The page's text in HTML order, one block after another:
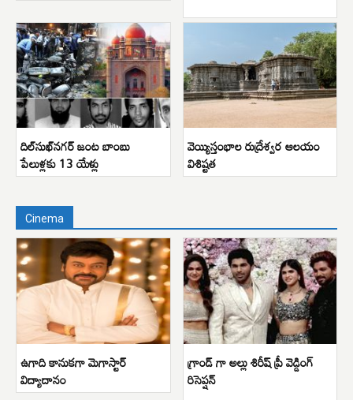
దిల్‌సుఖ్‌నగర్ జంట బాంబు
పేలుళ్లకు 13 యేళ్లు
వెయ్యిస్తంభాల రుద్రేశ్వర ఆలయం
విశిష్టత
Cinema
ఉగాది కానుకగా మెగాస్టార్
విద్యాదానం
గ్రాండ్ గా అల్లు శిరీష్ ప్రీ వెడ్డింగ్
రిసెప్షన్